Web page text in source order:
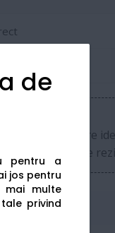
de
pentru a
jos pentru
mai multe
privind
care
tehnice